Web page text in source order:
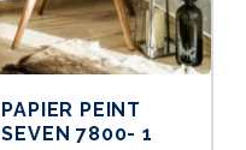
PAPIER PEINT
SEVEN 7800- 1